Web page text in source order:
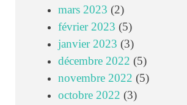
mars 2023 (2)
février 2023 (5)
janvier 2023 (3)
décembre 2022 (5)
novembre 2022 (5)
octobre 2022 (3)